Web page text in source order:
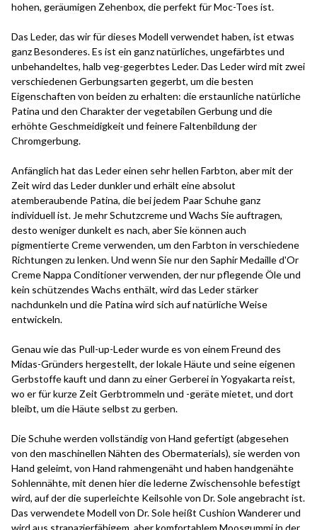
hohen, geräumigen Zehenbox, die perfekt für Moc-Toes ist.
Das Leder, das wir für dieses Modell verwendet haben, ist etwas
ganz Besonderes. Es ist ein ganz natürliches, ungefärbtes und
unbehandeltes, halb veg-gegerbtes Leder. Das Leder wird mit zwei
verschiedenen Gerbungsarten gegerbt, um die besten
Eigenschaften von beiden zu erhalten: die erstaunliche natürliche
Patina und den Charakter der vegetabilen Gerbung und die
erhöhte Geschmeidigkeit und feinere Faltenbildung der
Chromgerbung.
Anfänglich hat das Leder einen sehr hellen Farbton, aber mit der
Zeit wird das Leder dunkler und erhält eine absolut
atemberaubende Patina, die bei jedem Paar Schuhe ganz
individuell ist. Je mehr Schutzcreme und Wachs Sie auftragen,
desto weniger dunkelt es nach, aber Sie können auch
pigmentierte Creme verwenden, um den Farbton in verschiedene
Richtungen zu lenken. Und wenn Sie nur den Saphir Medaille d'Or
Creme Nappa Conditioner verwenden, der nur pflegende Öle und
kein schützendes Wachs enthält, wird das Leder stärker
nachdunkeln und die Patina wird sich auf natürliche Weise
entwickeln.
Genau wie das Pull-up-Leder wurde es von einem Freund des
Midas-Gründers hergestellt, der lokale Häute und seine eigenen
Gerbstoffe kauft und dann zu einer Gerberei in Yogyakarta reist,
wo er für kurze Zeit Gerbtrommeln und -geräte mietet, und dort
bleibt, um die Häute selbst zu gerben.
Die Schuhe werden vollständig von Hand gefertigt (abgesehen
von den maschinellen Nähten des Obermaterials), sie werden von
Hand geleimt, von Hand rahmengenäht und haben handgenähte
Sohlennähte, mit denen hier die lederne Zwischensohle befestigt
wird, auf der die superleichte Keilsohle von Dr. Sole angebracht ist.
Das verwendete Modell von Dr. Sole heißt Cushion Wanderer und
wird aus strapazierfähigem, aber komfortablem Moosgummi in der